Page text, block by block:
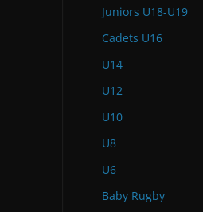
Juniors U18-U19
Cadets U16
U14
U12
U10
U8
U6
Baby Rugby